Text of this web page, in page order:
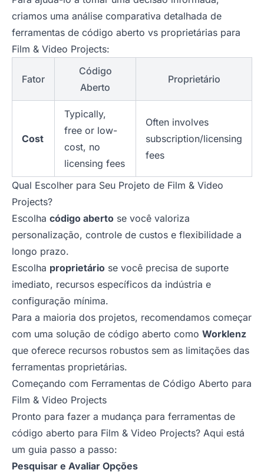
criamos uma análise comparativa detalhada de
ferramentas de código aberto vs proprietárias para
Film & Video Projects:
Fator
Código
Aberto
Proprietário
Cost
Typically,
free or low-
cost, no
licensing fees
Often involves
subscription/licensing
fees
Qual Escolher para Seu Projeto de Film & Video
Projects?
Escolha código aberto se você valoriza
personalização, controle de custos e flexibilidade a
longo prazo.
Escolha proprietário se você precisa de suporte
imediato, recursos específicos da indústria e
configuração mínima.
Para a maioria dos projetos, recomendamos começar
com uma solução de código aberto como Worklenz
que oferece recursos robustos sem as limitações das
ferramentas proprietárias.
Começando com Ferramentas de Código Aberto para
Film & Video Projects
Pronto para fazer a mudança para ferramentas de
código aberto para Film & Video Projects? Aqui está
um guia passo a passo:
Pesquisar e Avaliar Opções